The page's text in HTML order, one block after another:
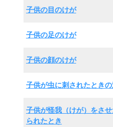
子供の目のけが
子供の足のけが
子供の顔のけが
子供が虫に刺されたとき
子供が怪我（けが）をさ
られたとき